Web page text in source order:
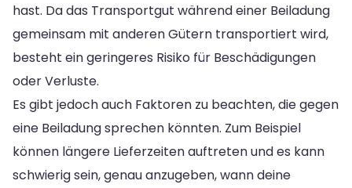
hast. Da das Transportgut während einer Beiladung
gemeinsam mit anderen Gütern transportiert wird,
besteht ein geringeres Risiko für Beschädigungen
oder Verluste.
Es gibt jedoch auch Faktoren zu beachten, die gegen
eine Beiladung sprechen könnten. Zum Beispiel
können längere Lieferzeiten auftreten und es kann
schwierig sein, genau anzugeben, wann deine